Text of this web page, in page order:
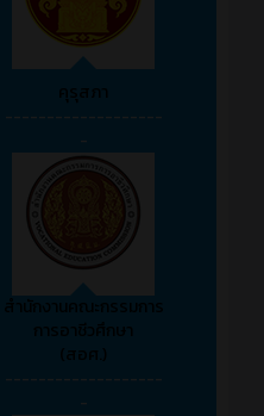
คุรุสภา
-------------------
-
สำนักงานคณะกรรมการ
การอาชีวศึกษา
(สอศ.)
-------------------
-